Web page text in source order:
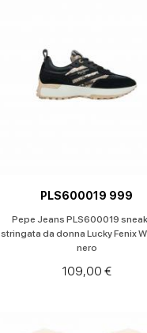
PLS600019 999
Pepe Jeans PLS600019
stringata da donna Lucky Fenix
nero
109,00 €